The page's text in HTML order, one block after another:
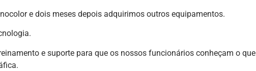
e dois meses depois adquirimos outros equipamentos.
e suporte para que os nossos funcionários conheçam o que